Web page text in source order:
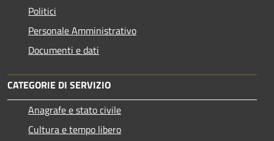
Politici
Personale Amministrativo
Documenti e dati
CATEGORIE DI SERVIZIO
Anagrafe e stato civile
Cultura e tempo libero